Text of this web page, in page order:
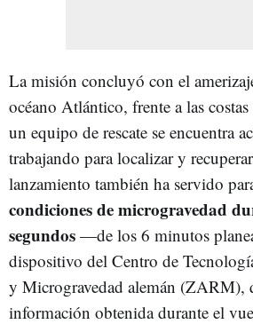
La misión concluyó con el
océano Atlántico, frente a las
un equipo de rescate se encuentra
trabajando para localizar y
lanzamiento también ha servido
condiciones de microgravedad
segundos —de los 6 minutos
dispositivo del Centro de
y Microgravedad alemán (ZARM),
información obtenida durante el